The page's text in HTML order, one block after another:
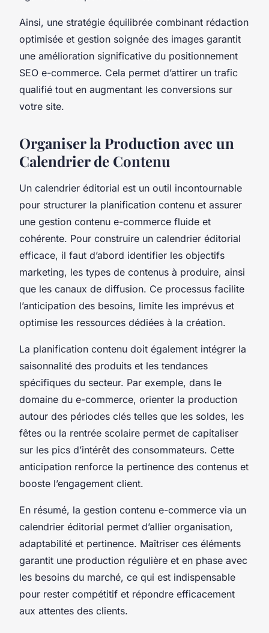
Ainsi, une stratégie équilibrée combinant rédaction
optimisée et gestion soignée des images garantit
une amélioration significative du positionnement
SEO e-commerce. Cela permet d’attirer un trafic
qualifié tout en augmentant les conversions sur
votre site.
Organiser la Production avec un
Calendrier de Contenu
Un calendrier éditorial est un outil incontournable
pour structurer la planification contenu et assurer
une gestion contenu e-commerce fluide et
cohérente. Pour construire un calendrier éditorial
efficace, il faut d’abord identifier les objectifs
marketing, les types de contenus à produire, ainsi
que les canaux de diffusion. Ce processus facilite
l’anticipation des besoins, limite les imprévus et
optimise les ressources dédiées à la création.
La planification contenu doit également intégrer la
saisonnalité des produits et les tendances
spécifiques du secteur. Par exemple, dans le
domaine du e-commerce, orienter la production
autour des périodes clés telles que les soldes, les
fêtes ou la rentrée scolaire permet de capitaliser
sur les pics d’intérêt des consommateurs. Cette
anticipation renforce la pertinence des contenus et
booste l’engagement client.
En résumé, la gestion contenu e-commerce via un
calendrier éditorial permet d’allier organisation,
adaptabilité et pertinence. Maîtriser ces éléments
garantit une production régulière et en phase avec
les besoins du marché, ce qui est indispensable
pour rester compétitif et répondre efficacement
aux attentes des clients.